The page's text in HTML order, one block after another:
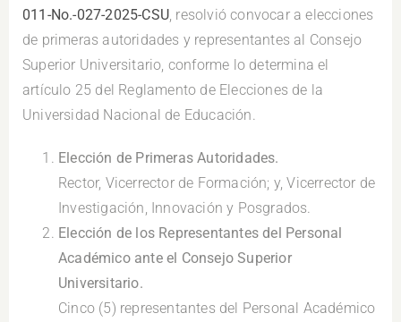
011-No.-027-2025-CSU, resolvió convocar a elecciones
de primeras autoridades y representantes al Consejo
Superior Universitario, conforme lo determina el
artículo 25 del Reglamento de Elecciones de la
Universidad Nacional de Educación.
Elección de Primeras Autoridades.
Rector, Vicerrector de Formación; y, Vicerrector de
Investigación, Innovación y Posgrados.
Elección de los Representantes del Personal
Académico ante el Consejo Superior
Universitario.
Cinco (5) representantes del Personal Académico